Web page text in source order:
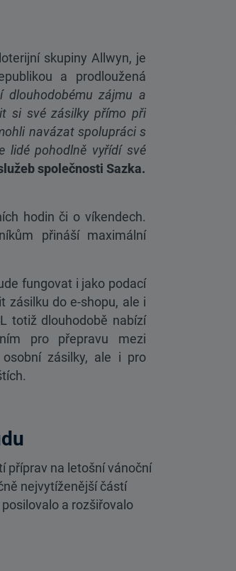
skupiny Allwyn, je
a prodloužená
dlouhodobému zájmu a
si své zásilky přímo při
navázat spolupráci s
lidé pohodlně vyřídí své
společnosti Sazka.
hodin či o víkendech.
přináší maximální
fungovat i jako podací
zásilku do e-shopu, ale i
totiž dlouhodobě nabízí
pro přepravu mezi
zásilky, ale i pro
příprav na letošní vánoční
nejvytíženější částí
a rozšiřovalo